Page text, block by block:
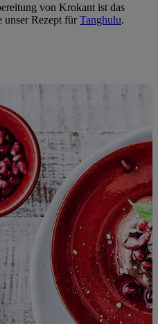
von Krokant ist das
unser Rezept fürTanghulu.